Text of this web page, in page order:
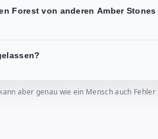
Forest von anderen Amber
aber genau wie ein Mensch auch Fehler